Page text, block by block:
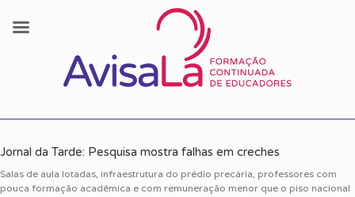
content
Jornal da Tarde: Pesquisa mostra falhas em creches
Salas de aula lotadas, infraestrutura do prédio precária, professores com
pouca formação acadêmica e com remuneração menor que o piso nacional